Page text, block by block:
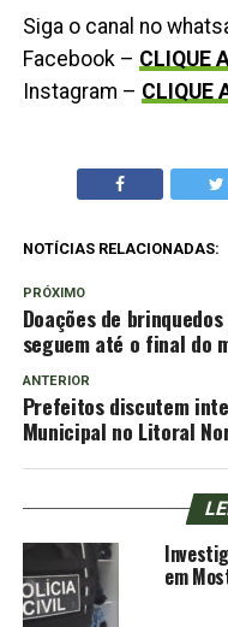
Siga o canal no
Facebook – CLIQUE
Instagram – CLIQUE
NOTÍCIAS RELACIONADAS:
PRÓXIMO
Doações de
seguem até o final do
ANTERIOR
Prefeitos discutem
Municipal no Litoral
em